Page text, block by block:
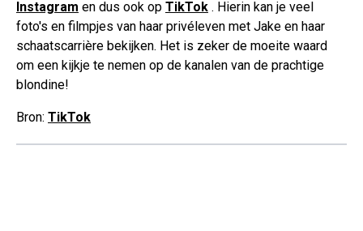
Instagram en dus ook op TikTok . Hierin kan je veel
foto's en filmpjes van haar privéleven met Jake en haar
schaatscarrière bekijken. Het is zeker de moeite waard
om een kijkje te nemen op de kanalen van de prachtige
blondine!
Bron: TikTok